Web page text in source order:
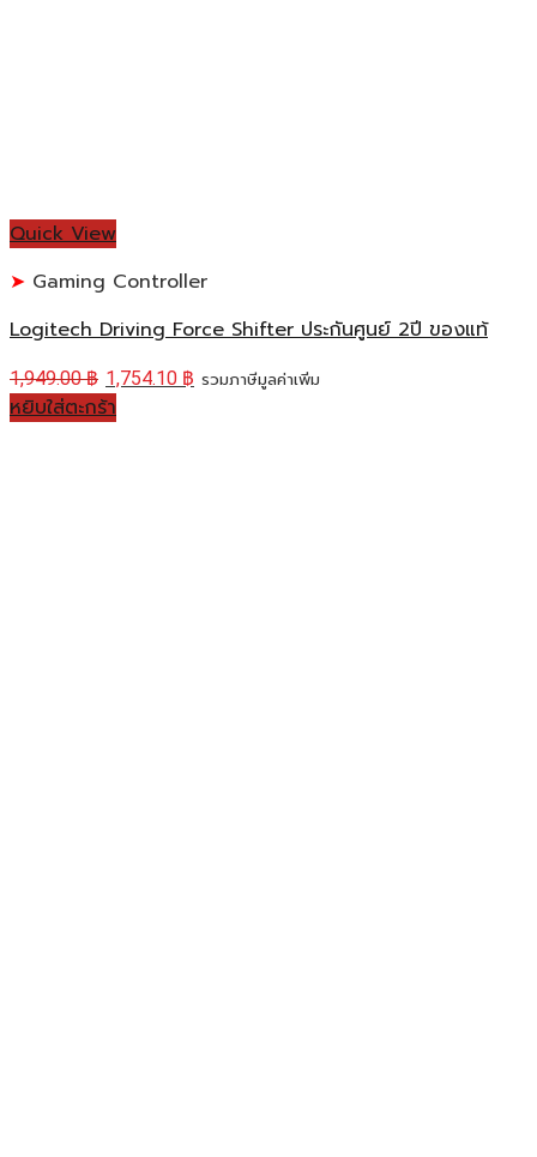
Quick View
Gaming Controller
Logitech Driving Force Shifter ประกันศูนย์ 2ปี ของแท้
1,949.00฿ 1,754.10 ฿ รวมภาษีมูลค่าเพิ่ม
หยิบใส่ตะกร้า